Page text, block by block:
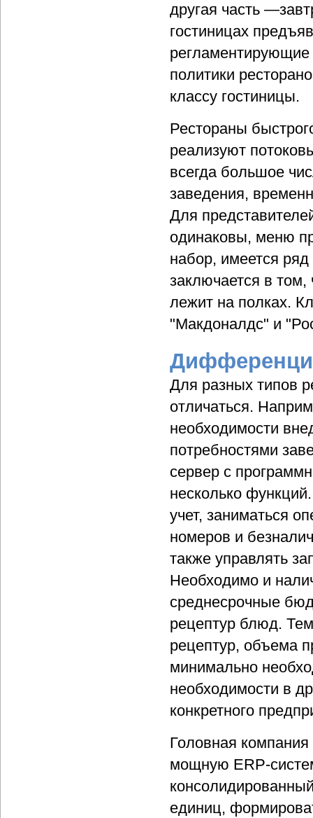
другая часть
гостиницах
регламентирующие
политики
классу гостиницы.
Рестораны
реализуют
всегда большое
заведения,
Для
одинаковы, меню
набор, имеется
заключается в том,
лежит на полках.
"Макдоналдс" и
Для разных типов
отличаться.
необходимости
потребностями
сервер с
несколько
учет, заниматься
номеров и
также управлять
Необходимо и
среднесрочные
рецептур блюд.
рецептур, объема
минимально
необходимости в
конкретного
Головная
мощную ERP-
единиц,